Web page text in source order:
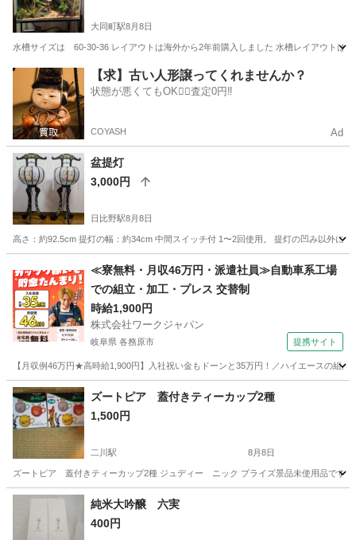
大同町駅8月8日
水槽サイズは 60-30-36 レイアウトは海外から2年前購入しました 水槽レイアウト
愛知 名古屋市 大同町駅 その他
【求】古い人形譲ってくれませんか？
状態が悪くてもOK🙆‍♀️査定0円‼️
COYASH Ad
盆提灯
3,000円
日比野駅8月8日
高さ：約92.5cm 提灯の幅：約34cm 中間スイッチ付 1〜2回使用。 提灯の凹み以外に
日比野駅 冠婚葬祭
≪寮無料・月収46万円・派遣社員≫自動車系工場
での組立・加工・プレス 交替制
時給1,900円
株式会社ワークジャパン
岐阜県 各務原市 提携サイト
【月収例46万円★高時給1,900円】入社祝い金もドーンと35万円！／ハイエースの組
岐阜 各務原市 その他
ズートピア 蓋付きティーカップ2種
1,500円
二川駅 8月8日
ズートピア 蓋付きティーカップ2種 ジュディー ニック プライズ景品未使用品です
愛知 豊橋市 二川駅 食器
純米大吟醸 六実
400円